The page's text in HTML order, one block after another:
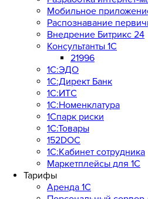
Мобильное
Распознавание
Внедрение Битрикс 24
Консультанты 1С
21996
1С:ЭДО
1С:Директ Банк
1С:ИТС
1С:Номенклатура
1Спарк риски
1С:Товары
152DOC
1С:Кабинет сотрудника
Маркетплейсы для 1С
Тарифы
Аренда 1С